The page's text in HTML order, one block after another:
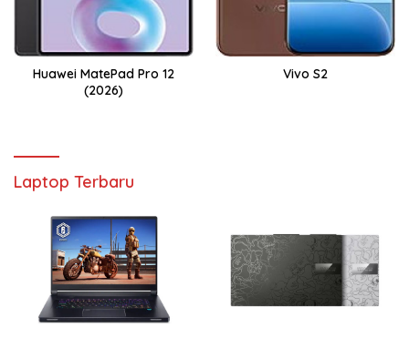
Huawei MatePad Pro 12
(2026)
Vivo S2
Laptop Terbaru